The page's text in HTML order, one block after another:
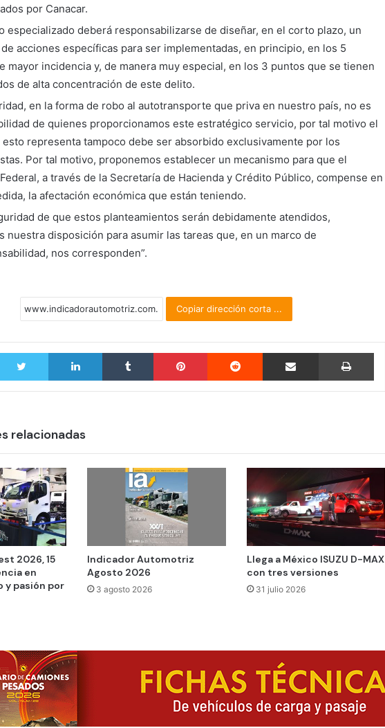
por Canacar.
especializado deberá responsabilizarse de diseñar, en el corto plazo, un
acciones específicas para ser implementadas, en principio, en los 5
mayor incidencia y, de manera muy especial, en los 3 puntos que se tienen
de alta concentración de este delito.
en la forma de robo al autotransporte que priva en nuestro país, no es
de quienes proporcionamos este estratégico servicio, por tal motivo el
representa tampoco debe ser absorbido exclusivamente por los
Por tal motivo, proponemos establecer un mecanismo para que el
a través de la Secretaría de Hacienda y Crédito Público, compense en
la afectación económica que están teniendo.
de que estos planteamientos serán debidamente atendidos,
nuestra disposición para asumir las tareas que, en un marco de
nos corresponden”.
Copiar dirección corta ...
Twitter LinkedIn Tumblr Pinterest Reddit Compartir por correo electrónico
relacionadas
2026, 15
en
y pasión por
Indicador Automotriz
Agosto 2026
3 agosto 2026
Llega a México ISUZU D-MAX
con tres versiones
31 julio 2026